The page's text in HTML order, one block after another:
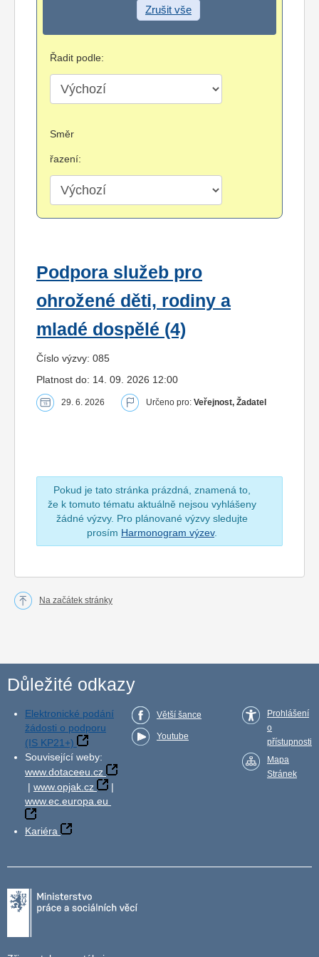
Zrušit vše
Řadit podle:
Směr
řazení:
Podpora služeb pro
ohrožené děti, rodiny a
mladé dospělé (4)
Číslo výzvy: 085
Platnost do: 14. 09. 2026 12:00
29. 6. 2026 Určeno pro: Veřejnost, Žadatel
Pokud je tato stránka prázdná, znamená to,
že k tomuto tématu aktuálně nejsou vyhlášeny
žádné výzvy. Pro plánované výzvy sledujte
prosím Harmonogram výzev.
Na začátek stránky
Důležité odkazy
Elektronické podání
žádosti o podporu
(IS KP21+)
Související weby:
www.dotaceeu.cz
| www.opjak.cz
|
www.ec.europa.eu
Kariéra
Větší šance
Youtube
Prohlášení
o
přístupnosti
Mapa
Stránek